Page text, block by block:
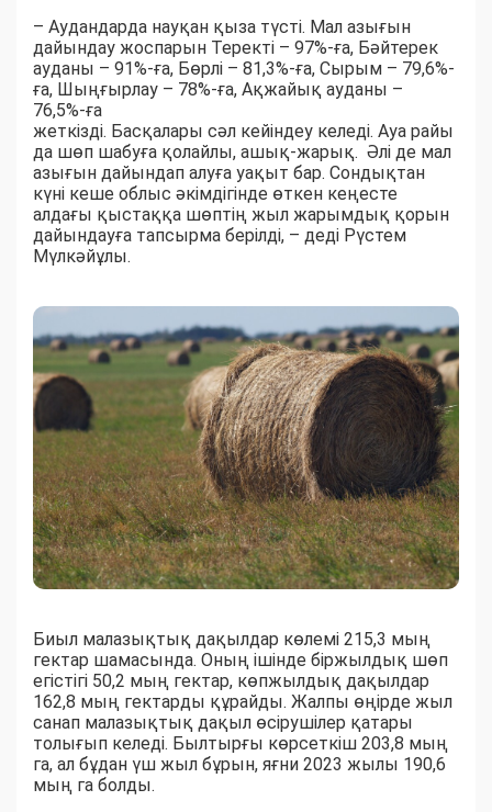
– Аудандарда науқан қыза түсті. Мал азығын
дайындау жоспарын Теректі – 97%-ға, Бәйтерек
ауданы – 91%-ға, Бөрлі – 81,3%-ға, Сырым – 79,6%-
ға, Шыңғырлау – 78%-ға, Ақжайық ауданы –
76,5%-ға
жеткізді. Басқалары сәл кейіндеу келеді. Ауа райы
да шөп шабуға қолайлы, ашық-жарық. Әлі де мал
азығын дайындап алуға уақыт бар. Сондықтан
күні кеше облыс әкімдігінде өткен кеңесте
алдағы қыстаққа шөптің жыл жарымдық қорын
дайындауға тапсырма берілді, – деді Рүстем
Мүлкәйұлы.
Биыл малазықтық дақылдар көлемі 215,3 мың
гектар шамасында. Оның ішінде біржылдық шөп
егістігі 50,2 мың гектар, көпжылдық дақылдар
162,8 мың гектарды құрайды. Жалпы өңірде жыл
санап малазықтық дақыл өсірушілер қатары
толығып келеді. Былтырғы көрсеткіш 203,8 мың
га, ал бұдан үш жыл бұрын, яғни 2023 жылы 190,6
мың га болды.